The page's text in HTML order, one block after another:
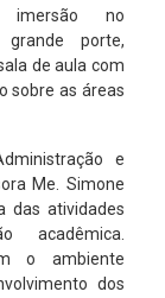
imersão no
porte,
de aula com
sobre as áreas
e
Me. Simone
das atividades
acadêmica.
o ambiente
dos